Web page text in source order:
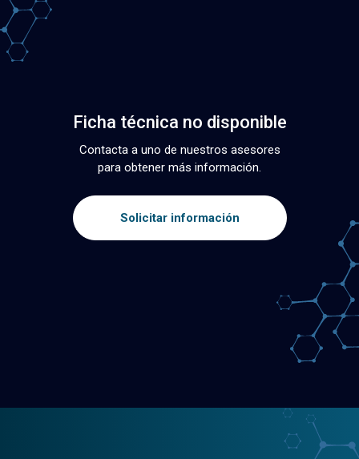
Ficha técnica no disponible
Contacta a uno de nuestros asesores
para obtener más información.
Solicitar información